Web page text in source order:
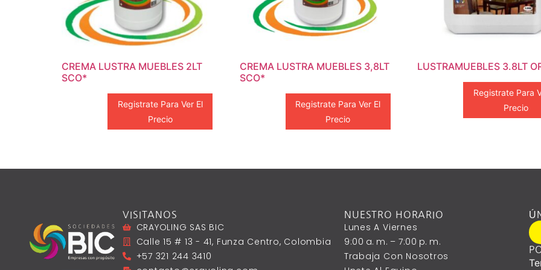
CREMA LUSTRA MUEBLES 2LT
SCO*
Registrate Para Ver El
Precio
CREMA LUSTRA MUEBLES 3,8LT
SCO*
Registrate Para Ver El
Precio
LUSTRAMUEBLES 3.8LT
Registrate Para
Precio
VISITANOS
CRAYOLING SAS BIC
Calle 15 # 13 - 41, Funza Centro, Colombia
+57 321 244 3410
NUESTRO HORARIO
Lunes A ‎Viernes
9:00 A. M. – 7:00 P. M.
Trabaja Con Nosotros